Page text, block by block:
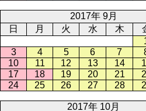
2017年 9月
日
月 火 水 木
3
4 5 6 7
10
11 12 13 14
17
18 19 20 21
24
25 26 27 28
2017年 10月